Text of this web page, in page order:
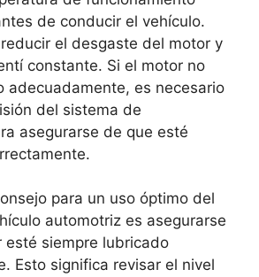
de conducir el vehículo.
el desgaste del motor y
constante. Si el motor no
adecuadamente, es necesario
del sistema de
asegurarse de que esté
para un uso óptimo del
automotriz es asegurarse
esté siempre lubricado
Esto significa revisar el nivel